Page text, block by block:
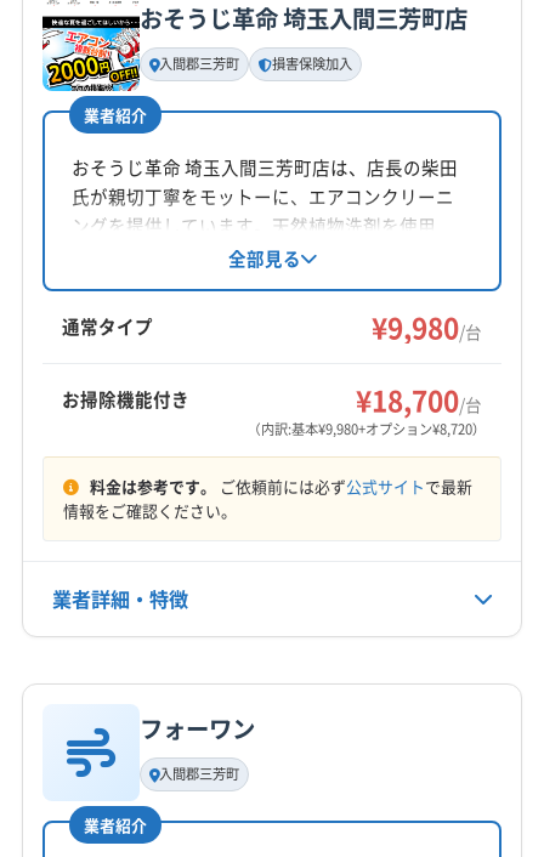
おそうじ革命 埼玉入間三芳町店
入間郡三芳町 損害保険加入
業者紹介
おそうじ革命 埼玉入間三芳町店は、店長の柴田
氏が親切丁寧をモットーに、エアコンクリーニ
ングを提供しています。天然植物洗剤を使用
し、損害保険加入済み。営業時間外の相談も可
能です。カビ臭除去やアレルギー対策、電気代
節約にも効果が期待できます。
全部見る
通常タイプ ¥9,980/台
お掃除機能付き ¥18,700/台
（内訳:基本¥9,980+オプション¥8,720）
料金は参考です。 ご依頼前には必ず公式サイトで最新
情報をご確認ください。
業者詳細・特徴
基本情報
代表者名
柴田
所在地
フォーワン
入間郡三芳町
業者紹介